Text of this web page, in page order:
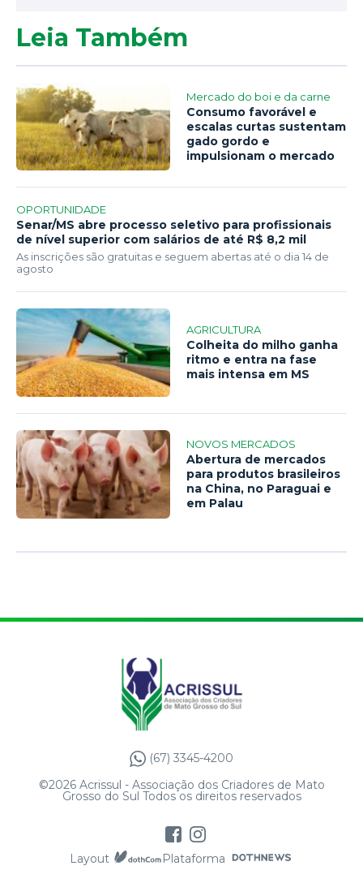
Leia Também
Mercado do boi e da carne
Consumo favorável e
escalas curtas sustentam
gado gordo e
impulsionam o mercado
OPORTUNIDADE
Senar/MS abre processo seletivo para profissionais
de nível superior com salários de até R$ 8,2 mil
As inscrições são gratuitas e seguem abertas até o dia 14 de
agosto
AGRICULTURA
Colheita do milho ganha
ritmo e entra na fase
mais intensa em MS
NOVOS MERCADOS
Abertura de mercados
para produtos brasileiros
na China, no Paraguai e
em Palau
(67) 3345-4200
©2026 Acrissul - Associação dos Criadores de Mato
Grosso do Sul Todos os direitos reservados
Layout Plataforma